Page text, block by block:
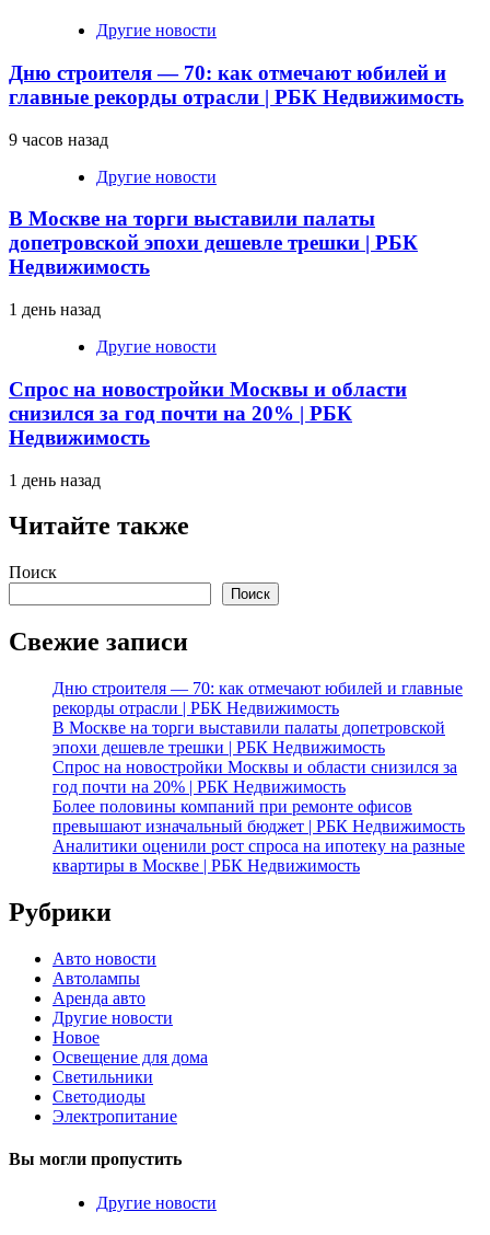
Другие новости
Дню строителя — 70: как отмечают юбилей и
главные рекорды отрасли | РБК Недвижимость
9 часов назад
Другие новости
В Москве на торги выставили палаты
допетровской эпохи дешевле трешки | РБК
Недвижимость
1 день назад
Другие новости
Спрос на новостройки Москвы и области
снизился за год почти на 20% | РБК
Недвижимость
1 день назад
Читайте также
Поиск
Поиск
Свежие записи
Дню строителя — 70: как отмечают юбилей и главные
рекорды отрасли | РБК Недвижимость
В Москве на торги выставили палаты допетровской
эпохи дешевле трешки | РБК Недвижимость
Спрос на новостройки Москвы и области снизился за
год почти на 20% | РБК Недвижимость
Более половины компаний при ремонте офисов
превышают изначальный бюджет | РБК Недвижимость
Аналитики оценили рост спроса на ипотеку на разные
квартиры в Москве | РБК Недвижимость
Рубрики
Авто новости
Автолампы
Аренда авто
Другие новости
Новое
Освещение для дома
Светильники
Светодиоды
Электропитание
Вы могли пропустить
Другие новости